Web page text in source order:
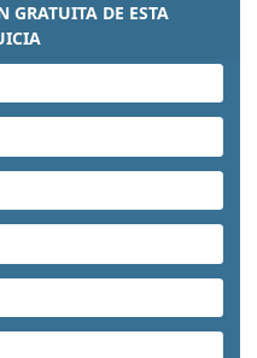
GRATUITA DE ESTA